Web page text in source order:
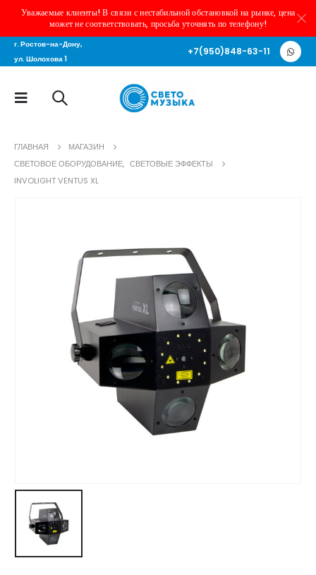
Уважаемые клиенты! В связи с нестабильной обстановкой на рынке, цена
может не соответствовать, просьба уточнять по телефону!
г. Ростов-на-Дону,
ул. Шолохова 1
+7(950)848-63-11
ГЛАВНАЯ
МАГАЗИН
СВЕТОВОЕ ОБОРУДОВАНИЕ, СВЕТОВЫЕ ЭФФЕКТЫ
INVOLIGHT VENTUS XL